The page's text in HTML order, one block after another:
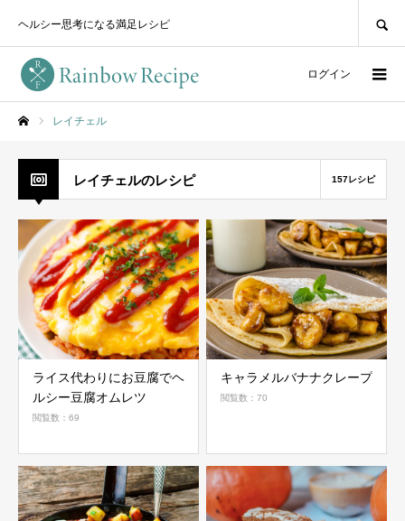
ヘルシー思考になる満足レシピ
ログイン
レイチェル
レイチェルのレシピ 157レシピ
ライス代わりにお豆腐でヘ
ルシー豆腐オムレツ
閲覧数：69
キャラメルバナナクレープ
閲覧数：70